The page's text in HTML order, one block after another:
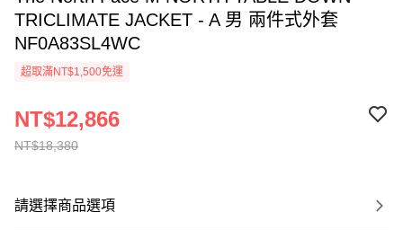
TRICLIMATE JACKET - A 男 兩件式外套
NF0A83SL4WC
超取滿NT$1,500免運
NT$18,380
NT$12,866
請選擇商品選項